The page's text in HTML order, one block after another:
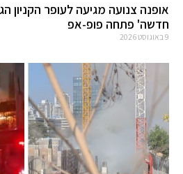
אופנה צנועה מגיעה לעופר הקניון
חדשה' פתחה פופ-אפ
9 באוגוסט 2026